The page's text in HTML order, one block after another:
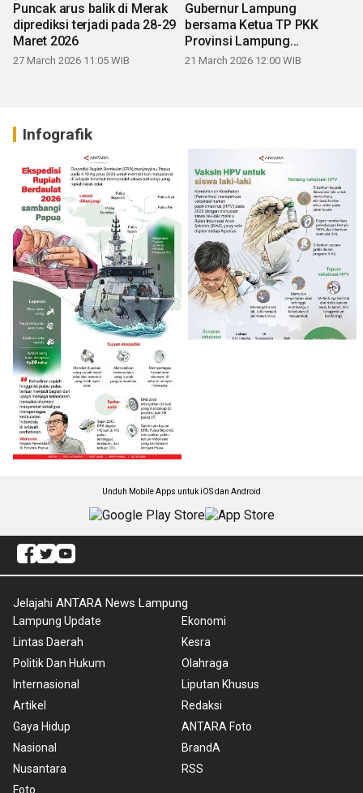
Puncak arus balik di Merak
diprediksi terjadi pada 28-29
Maret 2026
27 March 2026 11:05 WIB
Gubernur Lampung
bersama Ketua TP PKK
Provinsi Lampung
mengucapkan Selamat Hari
21 March 2026 12:00 WIB
Infografik
Unduh Mobile Apps untuk iOS dan Android
Jelajahi ANTARA News Lampung
Lampung Update
Lintas Daerah
Politik Dan Hukum
Internasional
Artikel
Gaya Hidup
Nasional
Nusantara
Foto
Ekonomi
Kesra
Olahraga
Liputan Khusus
Redaksi
ANTARA Foto
BrandA
RSS